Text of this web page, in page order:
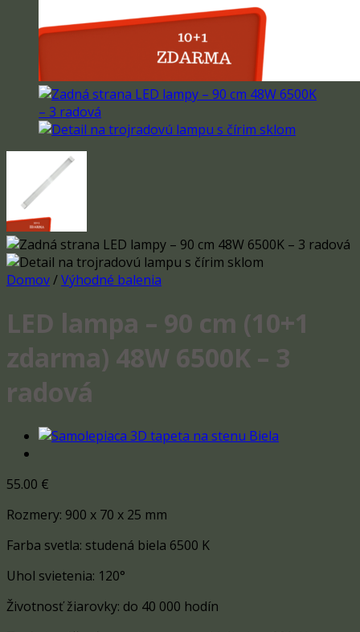
Domov/Výhodné balenia
LED lampa – 90 cm (10+1
zdarma) 48W 6500K – 3
radová
55.00 €
Rozmery: 900 x 70 x 25 mm
Farba svetla: studená biela 6500 K
Uhol svietenia: 120°
Životnosť žiarovky: do 40 000 hodín